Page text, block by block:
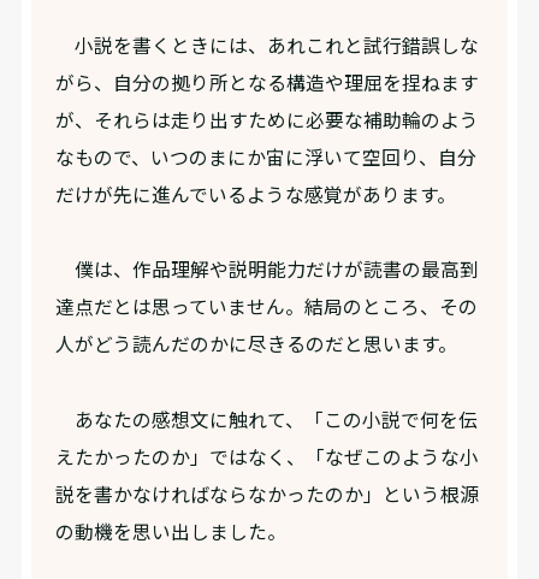
小説を書くときには、あれこれと試行錯誤しな
がら、自分の拠り所となる構造や理屈を捏ねます
が、それらは走り出すために必要な補助輪のよう
なもので、いつのまにか宙に浮いて空回り、自分
だけが先に進んでいるような感覚があります。
僕は、作品理解や説明能力だけが読書の最高到
達点だとは思っていません。結局のところ、その
人がどう読んだのかに尽きるのだと思います。
あなたの感想文に触れて、「この小説で何を伝
えたかったのか」ではなく、「なぜこのような小
説を書かなければならなかったのか」という根源
の動機を思い出しました。